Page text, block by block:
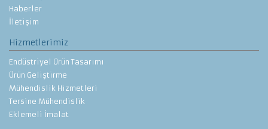
Haberler
İletişim
Hizmetlerimiz
Endüstriyel Ürün Tasarımı
Ürün Geliştirme
Mühendislik Hizmetleri
Tersine Mühendislik
Eklemeli İmalat